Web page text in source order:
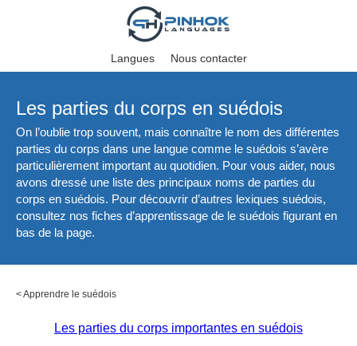
Langues Nous contacter
Les parties du corps en suédois
On l’oublie trop souvent, mais connaître le nom des différentes
parties du corps dans une langue comme le suédois s’avère
particulièrement important au quotidien. Pour vous aider, nous
avons dressé une liste des principaux noms de parties du
corps en suédois. Pour découvrir d’autres lexiques suédois,
consultez nos fiches d’apprentissage de le suédois figurant en
bas de la page.
<Apprendre le suédois
Les parties du corps importantes en suédois